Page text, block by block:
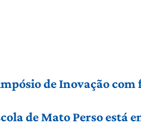
de Inovação
de Mato Perso está